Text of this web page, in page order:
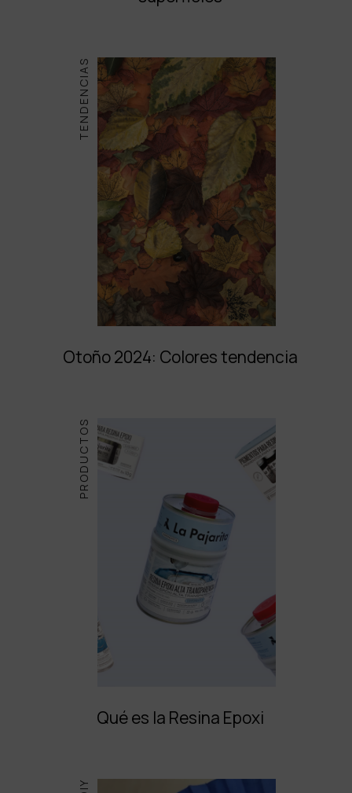
TENDENCIAS
Otoño 2024: Colores tendencia
PRODUCTOS
Qué es la Resina Epoxi